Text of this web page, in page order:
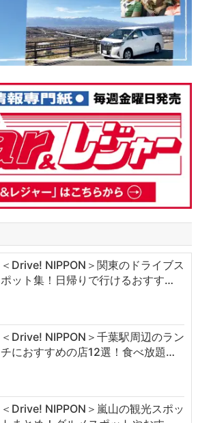
＜Drive! NIPPON＞関東のドライブス
ポット集！日帰りで行けるおすす…
＜Drive! NIPPON＞千葉駅周辺のラン
チにおすすめの店12選！食べ放題…
＜Drive! NIPPON＞嵐山の観光スポッ